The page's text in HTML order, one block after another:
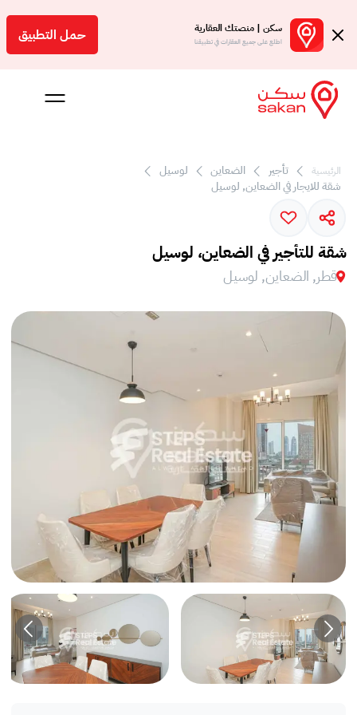
سكن | منصتك العقارية
اطلع على جميع العقارات في تطبيقنا حمل التطبيق
الرئيسية تأجير الضعاين
لوسيل
شقة للايجار في الضعاين, لوسيل
شقة للتأجير في الضعاين، لوسيل
قطر, الضعاين, لوسيل